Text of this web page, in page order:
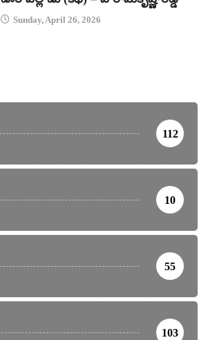
Sunday, April 26, 2026
112
10
55
103